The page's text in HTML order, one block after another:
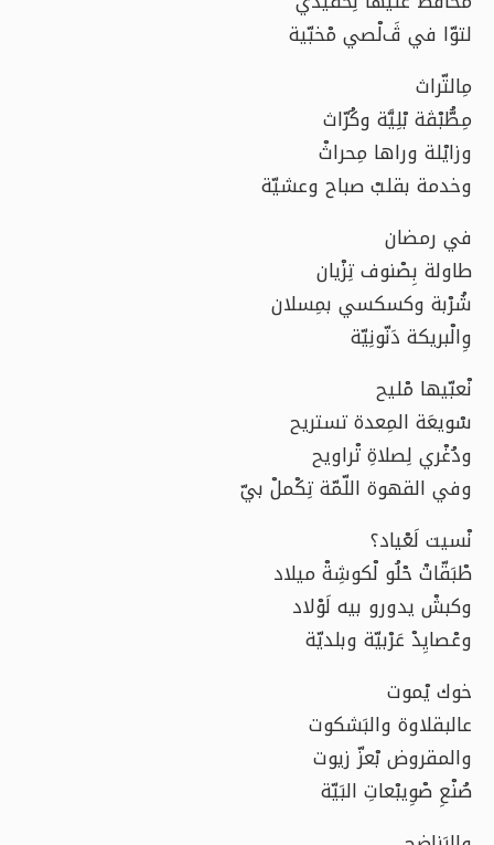
لتوّا في ﭪَلْصي مْخبّية
مِالتّراث
مِطُّبْڤة بْلِيَّة وكُرّاث
وزايْلة وراها مِحراثْ
وخدمة بقلبْ صباح وعشيّة
في رمضان
طاولة بِصْنوف تِزْيان
شُرْبة وكسكسي بمِسلان
وِالْبريكة دَنّونِيّة
نْعبّيها مْليح
سْويعَة المِعدة تستريح
ودُغْري لِصلاةِ تْراويح
وفي القهوة اللّمّة تِكْملْ بيّ
نْسيت لَعْياد؟
طْبَقّاتْ حْلُو لْكوشِةْ ميلاد
وكبشْ يدورو بيه لَوْلاد
وعْصايِدْ عَرْبيّة وبلديّة
خوك يْموت
عالبقلاوة والبَشكوت
والمقروض بْعزّ زيوت
صُنْعِ صْوِيبْعاتِ البَيّة